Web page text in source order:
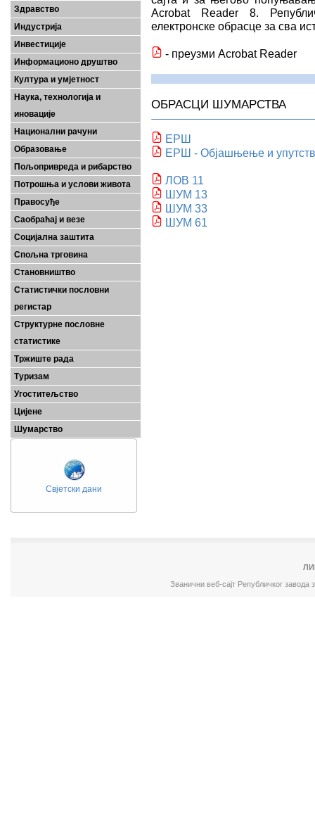
Здравство
Индустрија
Инвестиције
Информационо друштво
Култура и умјетност
Наука, технологија и
иновације
Национални рачуни
Образовање
Пољопривреда и рибарство
Потрошња и услови живота
Правосуђе
Саобраћај и везе
Социјална заштита
Спољна трговина
Становништво
Статистички пословни
регистар
Структурне пословне
статистике
Тржиште рада
Туризам
Угоститељство
Цијене
Шумарство
Свјетски дани
Acrobat Reader 8.
електронске обрасце за сва
- преузми Acrobat Reader
ОБРАСЦИ ШУМАРСТВА
ЕРШ
ЕРШ - Објашњење и
ЛОВ 11
ШУМ 13
ШУМ 33
ШУМ 61
Званични веб-сајт Републичког